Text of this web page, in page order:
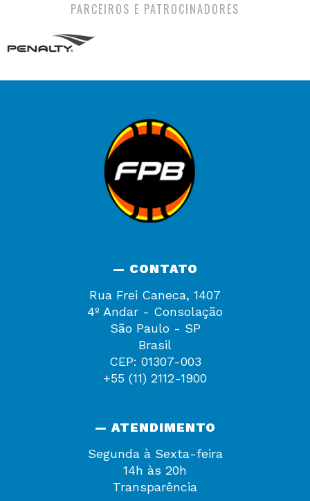
PARCEIROS E PATROCINADORES
— CONTATO
Rua Frei Caneca, 1407
4º Andar - Consolação
São Paulo - SP
Brasil
CEP: 01307-003
+55 (11) 2112-1900
— ATENDIMENTO
Segunda à Sexta-feira
14h às 20h
Transparência